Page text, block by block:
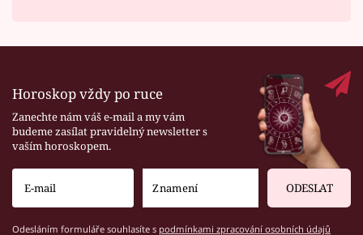
Horoskop vždy po ruce
Zanechte nám váš e-mail a my vám
budeme zasílat pravidelný newsletter s
vaším horoskopem.
ODESLAT
Odesláním formuláře souhlasíte s podmínkami zpracování osobních údajů